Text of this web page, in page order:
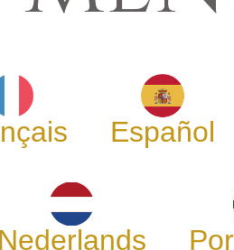
Español
Nederlands